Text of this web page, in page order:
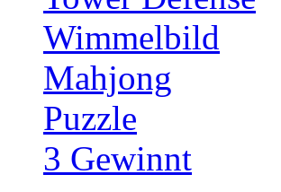
Wimmelbild
Mahjong
Puzzle
3 Gewinnt